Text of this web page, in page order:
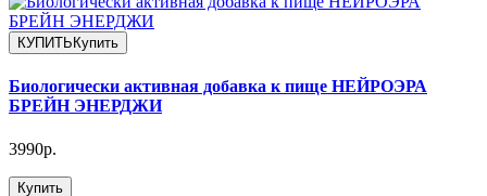
КУПИТЬ Купить
Биологически активная добавка к пище НЕЙРОЭРА
БРЕЙН ЭНЕРДЖИ
3990р.
Купить